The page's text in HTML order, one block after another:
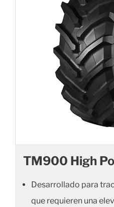
TM900 High
Desarrollado para
que requieren una